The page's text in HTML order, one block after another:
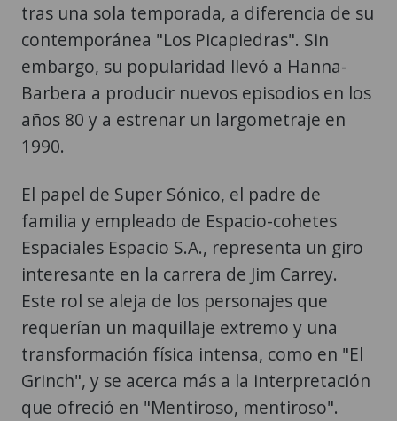
tras una sola temporada, a diferencia de su
contemporánea "Los Picapiedras". Sin
embargo, su popularidad llevó a Hanna-
Barbera a producir nuevos episodios en los
años 80 y a estrenar un largometraje en
1990.
El papel de Super Sónico, el padre de
familia y empleado de Espacio-cohetes
Espaciales Espacio S.A., representa un giro
interesante en la carrera de Jim Carrey.
Este rol se aleja de los personajes que
requerían un maquillaje extremo y una
transformación física intensa, como en "El
Grinch", y se acerca más a la interpretación
que ofreció en "Mentiroso, mentiroso".